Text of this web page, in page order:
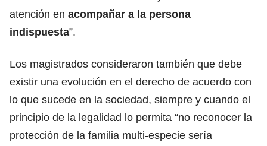
atención en acompañar a la persona
indispuesta”.
Los magistrados consideraron también que debe
existir una evolución en el derecho de acuerdo con
lo que sucede en la sociedad, siempre y cuando el
principio de la legalidad lo permita “no reconocer la
protección de la familia multi-especie sería